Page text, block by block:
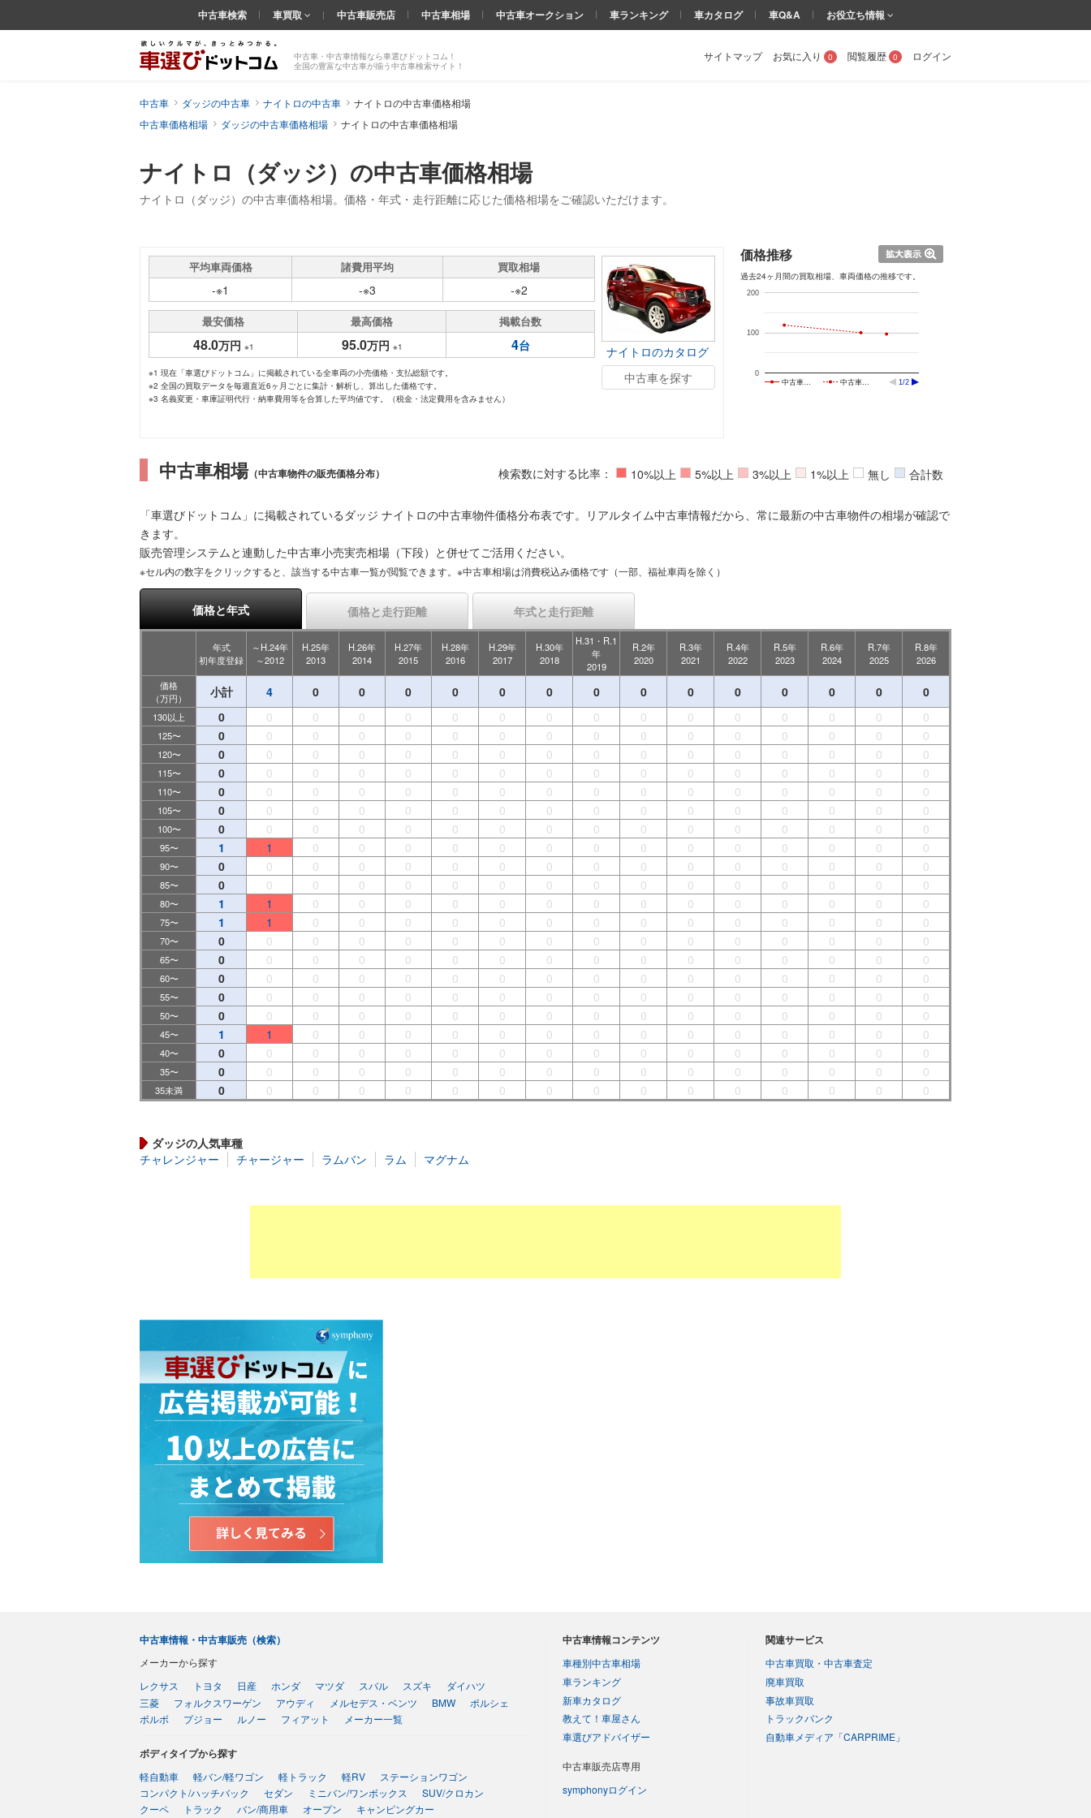
ナイトロ（ダッジ）の中古車価格相場
ナイトロ（ダッジ）の中古車価格相場。価格・年式・走行距離に応じた価格相場をご確認いただけます。
中古車・中古車情報なら車選びドットコム！
全国の豊富な中古車が揃う中古車検索サイト！
サイトマップ お気に入り 0 閲覧履歴 0 ログイン
中古車検索 車買取 中古車販売店 中古車相場 中古車オークション 車ランキング 車カタログ 車Q&A お役立ち情報
中古車 ダッジの中古車 ナイトロの中古車
ナイトロの中古車価格相場
中古車価格相場
ダッジの中古車価格相場 ナイトロの中古車価格相場
平均車両価格 諸費用平均 買取相場
-※1 -※3 -※2
最安価格 最高価格 掲載台数
48.0万円 ※1 95.0万円 ※1 4台
※1 現在「車選びドットコム」に掲載されている全車両の小売価格・支払総額です。
※2 全国の買取データを毎週直近6ヶ月ごとに集計・解析し、算出した価格です。
※3 名義変更・車庫証明代行・納車費用等を合算した平均値です。（税金・法定費用を含みません）
ナイトロのカタログ
中古車を探す
価格推移
過去24ヶ月間の買取相場、車両価格の推移です。
中古車… 中古車… 1/2
0
100
200
中古車相場（中古車物件の販売価格分布）
「車選びドットコム」に掲載されているダッジ ナイトロの中古車物件価格分布表です。リアルタイム中古車情報だから、常に最新の中古車物件の相場が確認で
きます。
販売管理システムと連動した中古車小売実売相場（下段）と併せてご活用ください。
※セル内の数字をクリックすると、該当する中古車一覧が閲覧できます。※中古車相場は消費税込み価格です（一部、福祉車両を除く）
検索数に対する比率： 10%以上 5%以上 3%以上 1%以上 無し 合計数
価格と年式 価格と走行距離 年式と走行距離
年式
初年度登録
～H.24年
～2012
H.25年
2013
H.26年
2014
H.27年
2015
H.28年
2016
H.29年
2017
H.30年
2018
H.31・R.1
年
2019
R.2年
2020
R.3年
2021
R.4年
2022
R.5年
2023
R.6年
2024
R.7年
2025
R.8年
2026
価格
（万円）
小計 4 0 0 0 0 0 0 0 0 0 0 0 0 0 0
130以上 0 0 0 0 0 0 0 0 0 0 0 0 0 0 0 0
125〜 0 0 0 0 0 0 0 0 0 0 0 0 0 0 0 0
120〜 0 0 0 0 0 0 0 0 0 0 0 0 0 0 0 0
115〜 0 0 0 0 0 0 0 0 0 0 0 0 0 0 0 0
110〜 0 0 0 0 0 0 0 0 0 0 0 0 0 0 0 0
105〜 0 0 0 0 0 0 0 0 0 0 0 0 0 0 0 0
100〜 0 0 0 0 0 0 0 0 0 0 0 0 0 0 0 0
95〜 1 1 0 0 0 0 0 0 0 0 0 0 0 0 0 0
90〜 0 0 0 0 0 0 0 0 0 0 0 0 0 0 0 0
85〜 0 0 0 0 0 0 0 0 0 0 0 0 0 0 0 0
80〜 1 1 0 0 0 0 0 0 0 0 0 0 0 0 0 0
75〜 1 1 0 0 0 0 0 0 0 0 0 0 0 0 0 0
70〜 0 0 0 0 0 0 0 0 0 0 0 0 0 0 0 0
65〜 0 0 0 0 0 0 0 0 0 0 0 0 0 0 0 0
60〜 0 0 0 0 0 0 0 0 0 0 0 0 0 0 0 0
55〜 0 0 0 0 0 0 0 0 0 0 0 0 0 0 0 0
50〜 0 0 0 0 0 0 0 0 0 0 0 0 0 0 0 0
45〜 1 1 0 0 0 0 0 0 0 0 0 0 0 0 0 0
40〜 0 0 0 0 0 0 0 0 0 0 0 0 0 0 0 0
35〜 0 0 0 0 0 0 0 0 0 0 0 0 0 0 0 0
35未満 0 0 0 0 0 0 0 0 0 0 0 0 0 0 0 0
ダッジの人気車種
チャレンジャー
チャージャー ラムバン ラム マグナム
中古車情報・中古車販売（検索）
メーカーから探す
レクサス
トヨタ 日産 ホンダ マツダ スバル スズキ
ダイハツ
三菱
フォルクスワーゲン アウディ メルセデス・ベンツ BMW
ポルシェ
ボルボ
プジョー ルノー フィアット メーカー一覧
ボディタイプから探す
軽自動車 軽バン/軽ワゴン 軽トラック 軽RV
ステーションワゴン
コンパクト/ハッチバック
セダン ミニバン/ワンボックス
SUV/クロカン
クーペ
トラック バン/商用車 オープン キャンピングカー
中古車情報コンテンツ
車種別中古車相場
車ランキング
新車カタログ
教えて！車屋さん
車選びアドバイザー
中古車販売店専用
symphonyログイン
関連サービス
中古車買取・中古車査定
廃車買取
事故車買取
トラックバンク
自動車メディア「CARPRIME」